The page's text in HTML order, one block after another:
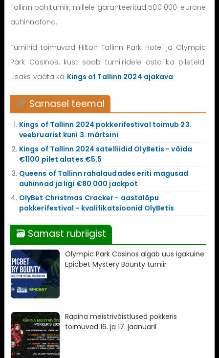
Tallinn põhiturniir, millele garanteeritud 500 000-eurone
auhinnafond.
Turniirid toimuvad Hilton Tallinn Park Hotel ja Olympic
Park Casinos, kust saab turniiridele osta ka pileteid.
Lisaks vaata ka Kings of Tallinn 2024 ajakava.
Sarnasel teemal
Kings of Tallinn 2024 pokkerifestival toimub 23.
veebruarist kuni 3. märtsini
Kings of Tallinn 2024 satelliidid OlyBetis - võida
€1100 pilet alates €5.5
Queens of Tallinn rahalaudades eriti magusad
auhinnad ja ligi €80 000 jackpot
OlyBet Christmas Cracker - aastalõpu
pokkerifestival - kvalifikatsioonid OlyBetis
🗃 Samast rubriigist
Olympic Park Casinos algab uus igakuine
Epicbet Mystery Bounty turniir
Räpina meistrivõistlused pokkeris
toimuvad 16. ja 17. jaanuaril